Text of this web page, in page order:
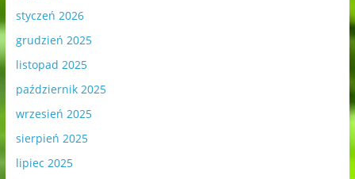
styczeń 2026
grudzień 2025
listopad 2025
październik 2025
wrzesień 2025
sierpień 2025
lipiec 2025